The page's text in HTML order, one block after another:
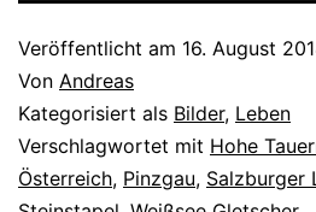
Veröffentlicht am 16. August
Von Andreas
Kategorisiert als Bilder, Leben
Verschlagwortet mit Hohe
Österreich, Pinzgau, Salzburger